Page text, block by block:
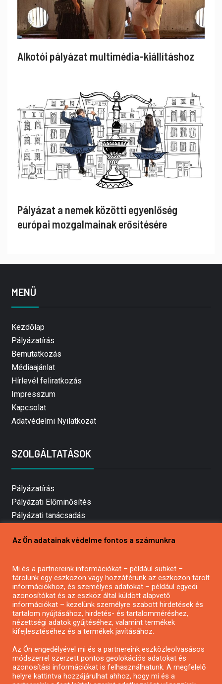
Alkotói pályázat multimédia-kiállításhoz
Pályázat a nemek közötti egyenlőség
európai mozgalmainak erősítésére
MENÜ
Kezdőlap
Pályázatírás
Bemutatkozás
Médiaajánlat
Hírlevél feliratkozás
Impresszum
Kapcsolat
Adatvédelmi Nyilatkozat
SZOLGÁLTATÁSOK
Pályázatírás
Pályázati Előminősítés
Pályázati tanácsadás
Mezőgazdasági pályázatírás
Pályázatírás civil szervezeteknek
Pályázatírás önkormányzatoknak
Pályázatfigyelés
Specifikus pályázatfigyelés vagy hírlevél
Pályázatok magánszemélyeknek
Az Ön adatainak védelme fontos a számunkra
Mi és a partnereink információkat – például sütiket –
tárolunk egy eszközön vagy hozzáférünk az eszközön tárolt
információkhoz, és személyes adatokat – például egyedi
azonosítókat és az eszköz által küldött alapvető
információkat – kezelünk személyre szabott hirdetések és
tartalom nyújtásához, hirdetés- és tartalomméréshez,
nézettségi adatok gyűjtéséhez, valamint termékek
kifejlesztéséhez és a termékek javításához.
Az Ön engedélyével mi és a partnereink eszközleolvasásos
módszerrel szerzett pontos geolokációs adatokat és
azonosítási információkat is felhasználhatunk. A megfelelő
helyre kattintva hozzájárulhat ahhoz, hogy mi és a